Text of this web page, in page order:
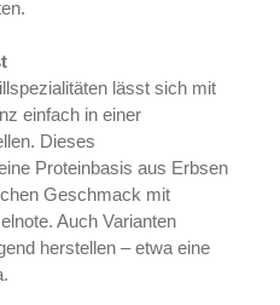
lässt sich mit
einfach in einer
Dieses
Proteinbasis aus Erbsen
Geschmack mit
Auch Varianten
herstellen – etwa eine